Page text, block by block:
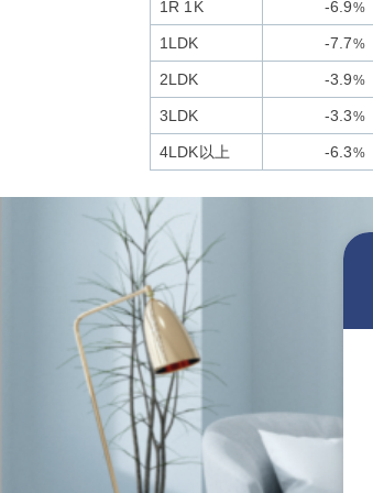
1R 1K -6.9%
1LDK -7.7%
2LDK -3.9%
3LDK -3.3%
4LDK以上 -6.3%